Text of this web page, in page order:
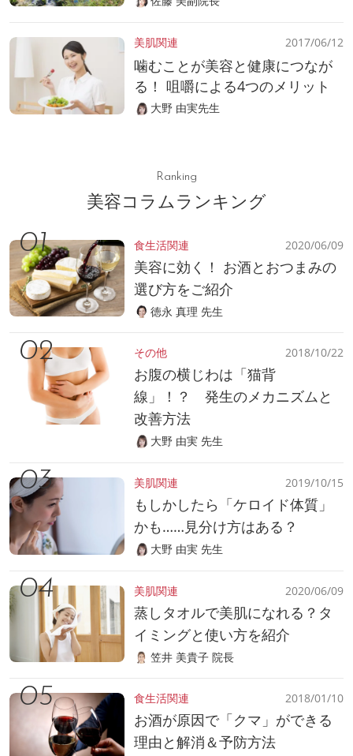
美肌関連 2017/06/12
噛むことが美容と健康につなが
る！ 咀嚼による4つのメリット
大野 由実先生
Ranking
美容コラムランキング
食生活関連 2020/06/09
美容に効く！ お酒とおつまみの
選び方をご紹介
徳永 真理 先生
その他 2018/10/22
お腹の横じわは「猫背
線」！？ 発生のメカニズムと
改善方法
大野 由実 先生
美肌関連 2019/10/15
もしかしたら「ケロイド体質」
かも……見分け方はある？
大野 由実 先生
美肌関連 2020/06/09
蒸しタオルで美肌になれる？タ
イミングと使い方を紹介
笠井 美貴子 院長
食生活関連 2018/01/10
お酒が原因で「クマ」ができる
理由と解消＆予防方法